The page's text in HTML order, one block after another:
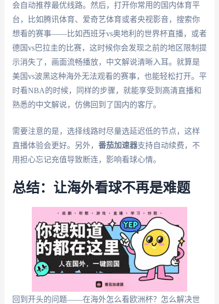
会自动推荐最优线路。然后，打开你常用的国内体育平
台，比如腾讯体育、爱奇艺体育或者央视影音，搜索你
想看的赛事——比如西班牙vs奥地利的世界杯直播，或者
德国vs巴拉圭的比赛，这时候你会发现之前的地区限制提
示消失了，画面流畅播放，中文解说清晰入耳。就算是
美国vs波黑这种海外无法观看的赛事，也能轻松打开。平
时看NBA的时候，同样的步骤，就能享受到高清直播和
熟悉的中文解说，仿佛回到了国内的客厅。
需要注意的是，选择线路时尽量选延迟低的节点，这样
直播体验会更好。另外， 番茄加速器支持自动续费，不
用担心忘记充值导致断连，影响看球心情。
总结：让海外看球不再是难题
回到开头的问题——在海外怎么看欧洲杯？怎么解决世